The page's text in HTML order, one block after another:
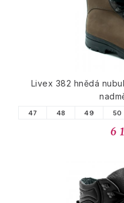
Livex 382 hnědá
47 48 49 50
6